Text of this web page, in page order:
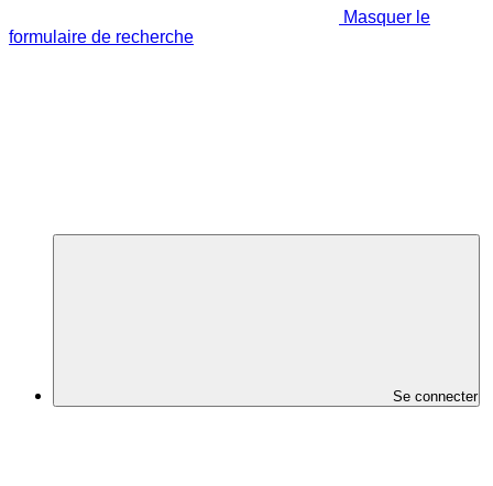
Masquer le
formulaire de recherche
Se connecter